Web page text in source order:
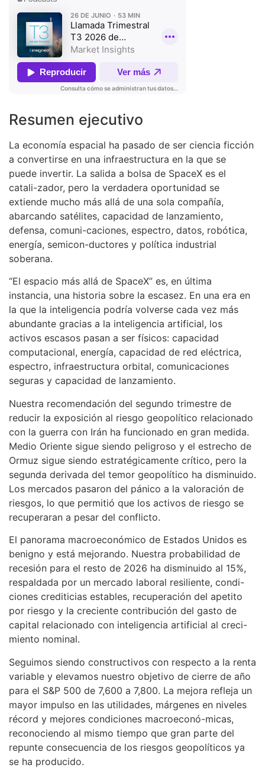
Resumen ejecutivo
La economía espacial ha pasado de ser ciencia ficción
a convertirse en una infraestructura en la que se
puede invertir. La salida a bolsa de SpaceX es el
catali-zador, pero la verdadera oportunidad se
extiende mucho más allá de una sola compañía,
abarcando satélites, capacidad de lanzamiento,
defensa, comuni-caciones, espectro, datos, robótica,
energía, semicon-ductores y política industrial
soberana.
“El espacio más allá de SpaceX” es, en última
instancia, una historia sobre la escasez. En una era en
la que la inteligencia podría volverse cada vez más
abundante gracias a la inteligencia artificial, los
activos escasos pasan a ser físicos: capacidad
computacional, energía, capacidad de red eléctrica,
espectro, infraestructura orbital, comunicaciones
seguras y capacidad de lanzamiento.
Nuestra recomendación del segundo trimestre de
reducir la exposición al riesgo geopolítico relacionado
con la guerra con Irán ha funcionado en gran medida.
Medio Oriente sigue siendo peligroso y el estrecho de
Ormuz sigue siendo estratégicamente crítico, pero la
segunda derivada del temor geopolítico ha disminuido.
Los mercados pasaron del pánico a la valoración de
riesgos, lo que permitió que los activos de riesgo se
recuperaran a pesar del conflicto.
El panorama macroeconómico de Estados Unidos es
benigno y está mejorando. Nuestra probabilidad de
recesión para el resto de 2026 ha disminuido al 15%,
respaldada por un mercado laboral resiliente, condi-
ciones crediticias estables, recuperación del apetito
por riesgo y la creciente contribución del gasto de
capital relacionado con inteligencia artificial al creci-
miento nominal.
Seguimos siendo constructivos con respecto a la renta
variable y elevamos nuestro objetivo de cierre de año
para el S&P 500 de 7,600 a 7,800. La mejora refleja un
mayor impulso en las utilidades, márgenes en niveles
récord y mejores condiciones macroeconó-micas,
reconociendo al mismo tiempo que gran parte del
repunte consecuencia de los riesgos geopolíticos ya
se ha producido.